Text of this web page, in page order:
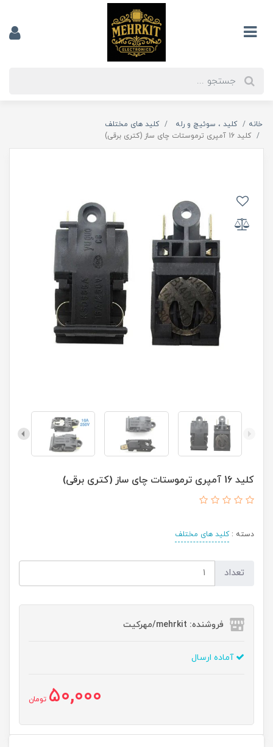
خانه کلید ، سوئیچ و رله
کلید های مختلف
کلید 16 آمپری ترموستات چای ساز (کتری برقی)
کلید 16 آمپری ترموستات چای ساز (کتری برقی)
دسته :کلید های مختلف
تعداد
فروشنده: mehrkit/مهرکیت
آماده ارسال
50,000 تومان